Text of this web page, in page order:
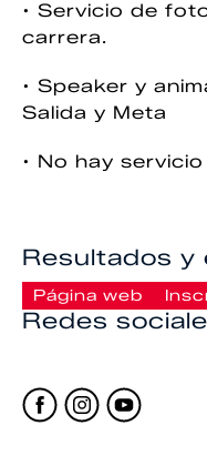
• Servicio de
carrera.
• Speaker y
Salida y Meta
• No hay
Resultados y
Página web
Redes